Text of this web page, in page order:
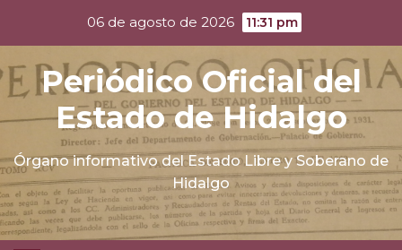
content
06 de agosto de 2026 11:31 pm
Periódico Oficial del
Estado de Hidalgo
Órgano informativo del Estado Libre y Soberano de
Hidalgo